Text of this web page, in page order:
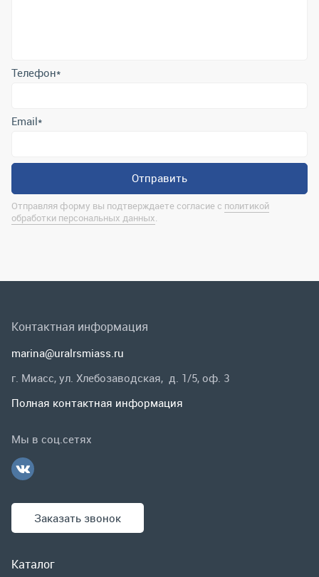
Отправляя форму вы подтверждаете согласие с
Спецпредложения
Гарантии и возврат
Контактная информация
marina@uralrsmiass.ru
Заказать звонок